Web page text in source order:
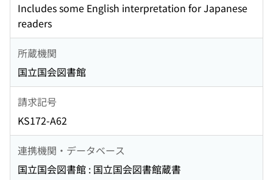
Includes some English interpretation for Japanese
readers
所蔵機関
国立国会図書館
請求記号
KS172-A62
連携機関・データベース
国立国会図書館 : 国立国会図書館蔵書